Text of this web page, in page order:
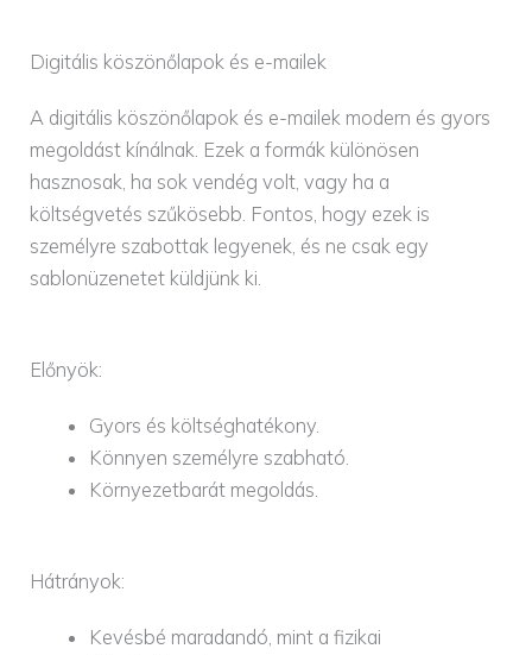
Digitális köszönőlapok és e-mailek
A digitális köszönőlapok és e-mailek modern és gyors
megoldást kínálnak. Ezek a formák különösen
hasznosak, ha sok vendég volt, vagy ha a
költségvetés szűkösebb. Fontos, hogy ezek is
személyre szabottak legyenek, és ne csak egy
sablonüzenetet küldjünk ki.
Előnyök:
Gyors és költséghatékony.
Könnyen személyre szabható.
Környezetbarát megoldás.
Hátrányok:
Kevésbé maradandó, mint a fizikai